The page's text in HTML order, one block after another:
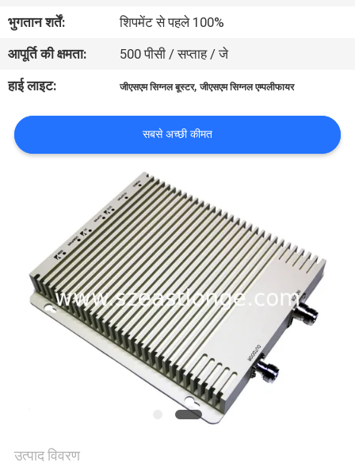
गुणवत्ता
नियंत्रण
संपर्क
करें
एक
उद्धरण
साइटमैप
भुगतान शर्तें:
शिपमेंट से पहले 100%
आपूर्ति की क्षमता:
500 पीसी / सप्ताह / जे
हाई लाइट:
जीएसएम सिग्नल बूस्टर,जीएसएम सिग्नल एम्पलीफायर
सबसे अच्छी कीमत
उत्पाद विवरण